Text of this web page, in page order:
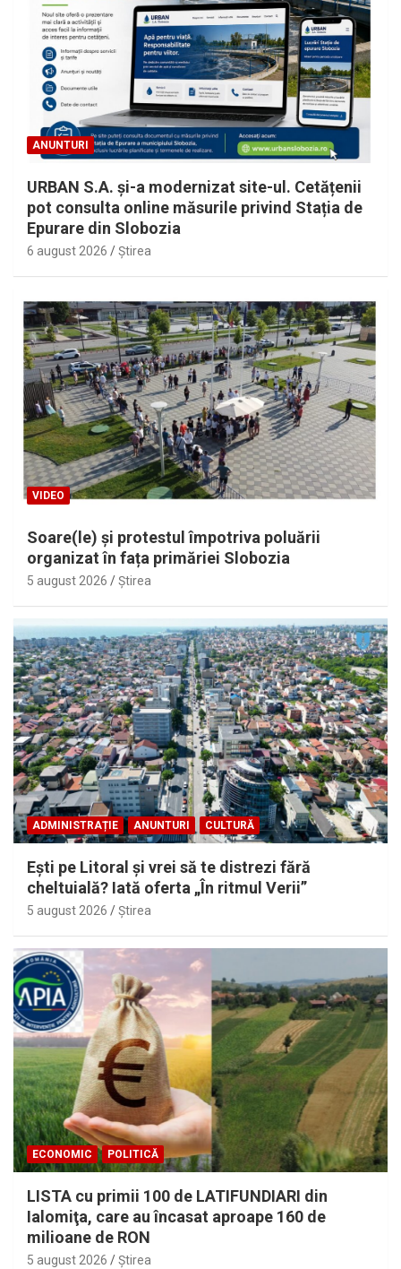
ANUNTURI
URBAN S.A. și-a modernizat site-ul. Cetățenii
pot consulta online măsurile privind Stația de
Epurare din Slobozia
6 august 2026 Ştirea
VIDEO
Soare(le) și protestul împotriva poluării
organizat în fața primăriei Slobozia
5 august 2026 Ştirea
ADMINISTRAȚIE ANUNTURI CULTURĂ
Eşti pe Litoral şi vrei să te distrezi fără
cheltuială? Iată oferta „În ritmul Verii”
5 august 2026 Ştirea
ECONOMIC POLITICĂ
LISTA cu primii 100 de LATIFUNDIARI din
Ialomiţa, care au încasat aproape 160 de
milioane de RON
5 august 2026 Ştirea